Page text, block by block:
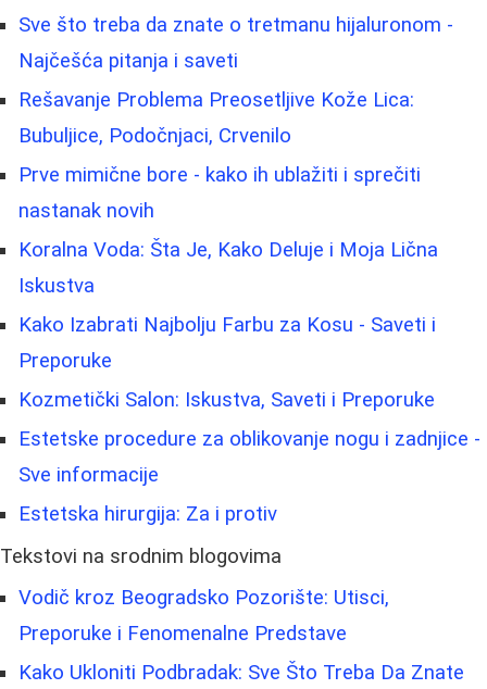
Sve što treba da znate o tretmanu hijaluronom -
Najčešća pitanja i saveti
Rešavanje Problema Preosetljive Kože Lica:
Bubuljice, Podočnjaci, Crvenilo
Prve mimične bore - kako ih ublažiti i sprečiti
nastanak novih
Koralna Voda: Šta Je, Kako Deluje i Moja Lična
Iskustva
Kako Izabrati Najbolju Farbu za Kosu - Saveti i
Preporuke
Kozmetički Salon: Iskustva, Saveti i Preporuke
Estetske procedure za oblikovanje nogu i zadnjice -
Sve informacije
Estetska hirurgija: Za i protiv
Tekstovi na srodnim blogovima
Vodič kroz Beogradsko Pozorište: Utisci,
Preporuke i Fenomenalne Predstave
Kako Ukloniti Podbradak: Sve Što Treba Da Znate